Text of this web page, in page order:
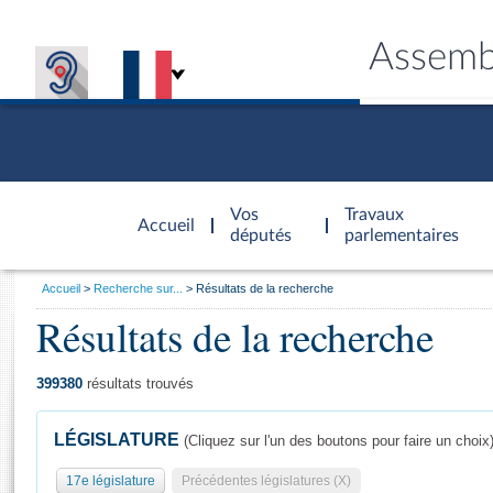
Accueil
d'accueil
Vos
députés
Travaux
parlementaires
Général
Vous
Accueil Recherche sur... Résultats de la recherche
Résultats de la recherche
399380 résultats trouvés
LÉGISLATURE (Cliquez sur l'un des boutons pour faire un choix)
17e législature Précédentes législatures (X)